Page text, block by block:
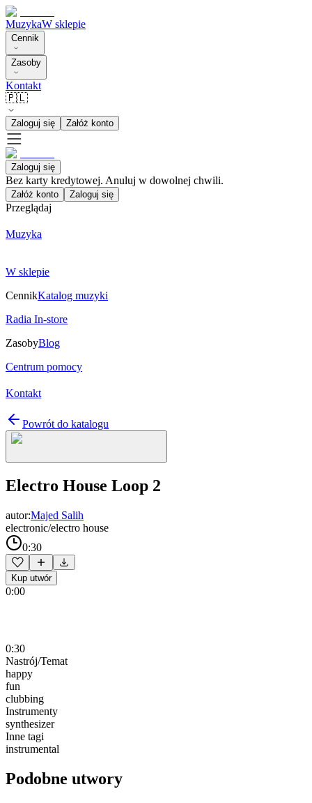
MuzykaW sklepie
Cennik
Zasoby
Kontakt
🇵🇱
Zaloguj się Załóż konto
Zaloguj się
Bez karty kredytowej. Anuluj w dowolnej chwili.
Załóż konto Zaloguj się
Przeglądaj
Muzyka
W sklepie
CennikKatalog muzyki
Radia In-store
ZasobyBlog
Centrum pomocy
Kontakt
Powrót do katalogu
Electro House Loop 2
autor:Majed Salih
electronic/electro house
0:30
Kup utwór
0:00
0:30
Nastrój/Temat
happy
fun
clubbing
Instrumenty
synthesizer
Inne tagi
instrumental
Podobne utwory